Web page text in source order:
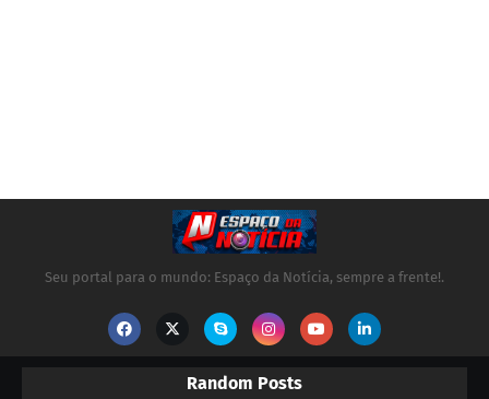
Seu portal para o mundo: Espaço da Notícia, sempre a frente!.
Random Posts